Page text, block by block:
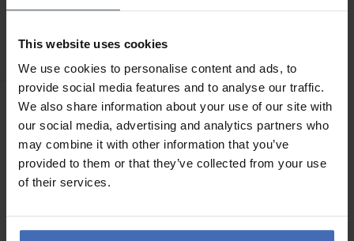
This website uses cookies
We use cookies to personalise content and ads, to
provide social media features and to analyse our traffic.
We also share information about your use of our site with
our social media, advertising and analytics partners who
may combine it with other information that you’ve
provided to them or that they’ve collected from your use
of their services.